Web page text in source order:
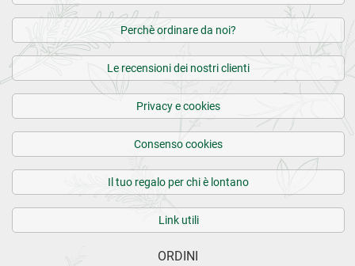
Perchè ordinare da noi?
Le recensioni dei nostri clienti
Privacy e cookies
Consenso cookies
Il tuo regalo per chi è lontano
Link utili
ORDINI